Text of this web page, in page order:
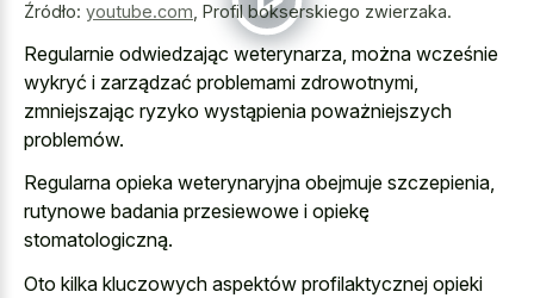
Źródło: youtube.com, Profil bokserskiego zwierzaka.
Regularnie odwiedzając weterynarza, można wcześnie
wykryć i zarządzać problemami zdrowotnymi,
zmniejszając ryzyko wystąpienia poważniejszych
problemów.
Regularna opieka weterynaryjna obejmuje szczepienia,
rutynowe badania przesiewowe i opiekę
stomatologiczną.
Oto kilka kluczowych aspektów profilaktycznej opieki